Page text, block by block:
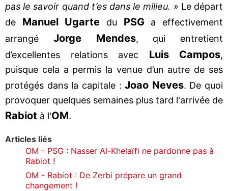
pas le savoir quand t’es dans le milieu. » Le départ
de Manuel Ugarte du PSGa effectivement
arrangé Jorge Mendes, qui entretient
d’excellentes relations avec Luis Campos,
puisque cela a permis la venue d’un autre de ses
protégés dans la capitale :Joao Neves. De quoi
provoquer quelques semaines plus tard l'arrivée de
Rabiot à l'OM.
Articles liés
OM - PSG : Nasser Al-Khelaïfi ne pardonne pas à
Rabiot !
OM - Rabiot : De Zerbi prépare un grand
changement !